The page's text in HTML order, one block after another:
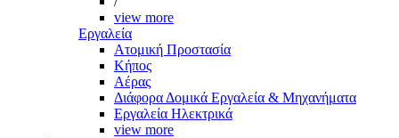
view more
Εργαλεία
Aτομική Προστασία
Kήπος
Αέρας
Διάφορα Δομικά Εργαλεία & Μηχανήματα
Εργαλεία Ηλεκτρικά
view more